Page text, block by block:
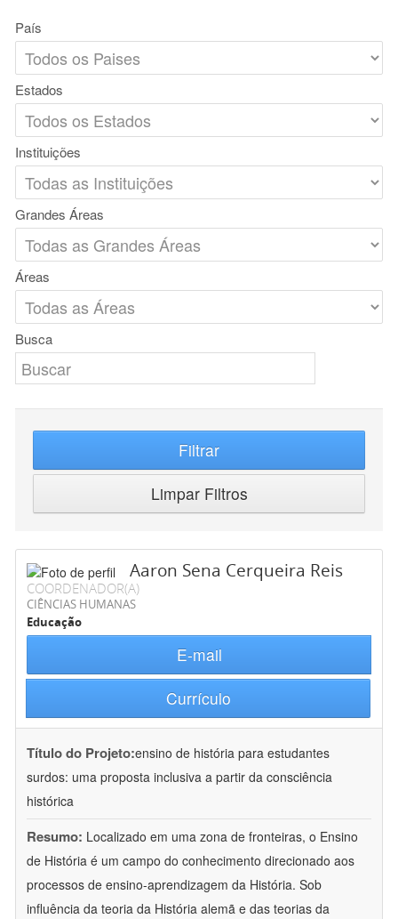
País
Estados
Instituições
Grandes Áreas
Áreas
Busca
Filtrar
Limpar Filtros
Aaron Sena Cerqueira Reis
COORDENADOR(A)
CIÊNCIAS HUMANAS
Educação
E-mail
Currículo
Título do Projeto:ensino de história para estudantes
surdos: uma proposta inclusiva a partir da consciência
histórica
Resumo: Localizado em uma zona de fronteiras, o Ensino
de História é um campo do conhecimento direcionado aos
processos de ensino-aprendizagem da História. Sob
influência da teoria da História alemã e das teorias da